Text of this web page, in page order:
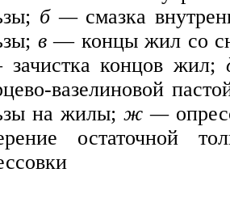
б — смазка
в— концы жил со
концов жил;
вазелиновой
на жилы; ж —
остаточной